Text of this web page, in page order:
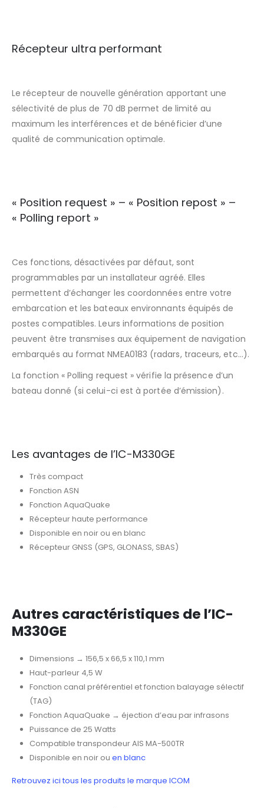
Récepteur ultra performant
Le récepteur de nouvelle génération apportant une
sélectivité de plus de 70 dB permet de limité au
maximum les interférences et de bénéficier d’une
qualité de communication optimale.
« Position request » – « Position repost » –
« Polling report »
Ces fonctions, désactivées par défaut, sont
programmables par un installateur agréé. Elles
permettent d’échanger les coordonnées entre votre
embarcation et les bateaux environnants équipés de
postes compatibles. Leurs informations de position
peuvent être transmises aux équipement de navigation
embarqués au format NMEA0183 (radars, traceurs, etc…).
La fonction « Polling request » vérifie la présence d’un
bateau donné (si celui-ci est à portée d’émission).
Les avantages de l’IC-M330GE
Très compact
Fonction ASN
Fonction AquaQuake
Récepteur haute performance
Disponible en noir ou en blanc
Récepteur GNSS (GPS, GLONASS, SBAS)
Autres caractéristiques de l’IC-
M330GE
Dimensions → 156,5 x 66,5 x 110,1 mm
Haut-parleur 4,5 W
Fonction canal préférentiel et fonction balayage sélectif
(TAG)
Fonction AquaQuake → éjection d’eau par infrasons
Puissance de 25 Watts
Compatible transpondeur AIS MA-500TR
Disponible en noir ou en blanc
Retrouvez ici tous les produits le marque ICOM